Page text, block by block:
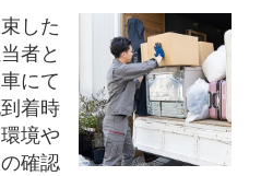
した
者と
にて
着時
境や
確認